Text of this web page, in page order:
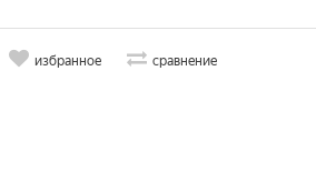
избранное сравнение